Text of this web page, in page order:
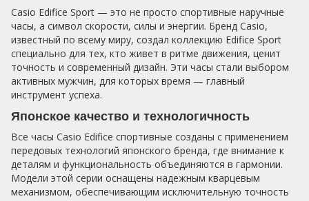
Casio Edifice Sport — это не просто спортивные наручные
часы, а символ скорости, силы и энергии. Бренд Casio,
известный по всему миру, создал коллекцию Edifice Sport
специально для тех, кто живет в ритме движения, ценит
точность и современный дизайн. Эти часы стали выбором
активных мужчин, для которых время — главный
инструмент успеха.
Японское качество и технологичность
Все часы Casio Edifice спортивные созданы с применением
передовых технологий японского бренда, где внимание к
деталям и функциональность объединяются в гармонии.
Модели этой серии оснащены надежным кварцевым
механизмом, обеспечивающим исключительную точность